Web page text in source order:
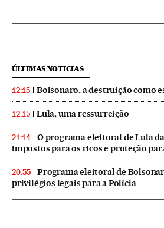
ÚLTIMAS NOTICIAS
12:15 Bolsonaro, a destruição como
12:15 Lula, uma ressurreição
21:14
O programa eleitoral de Lula
impostos para os ricos e proteção
20:55
Programa eleitoral de
privilégios legais para a Polícia